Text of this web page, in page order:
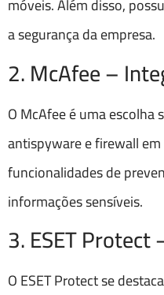
móveis. Além disso,
a segurança da empresa.
2. McAfee –
O McAfee é uma
antispyware e firewall
funcionalidades de
informações sensíveis.
3. ESET
O ESET Protect se